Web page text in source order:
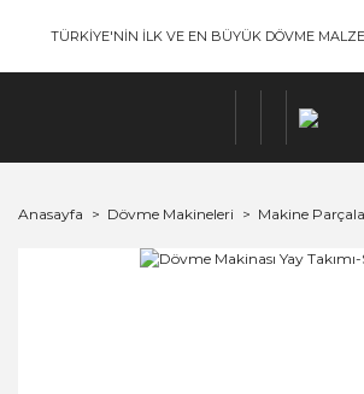
TÜRKİYE'NİN İLK VE EN BÜYÜK DÖVME
Anasayfa Dövme Makineleri Makine